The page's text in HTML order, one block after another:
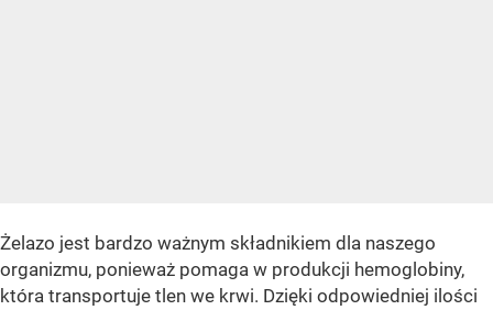
Żelazo jest bardzo ważnym składnikiem dla naszego
organizmu, ponieważ pomaga w produkcji hemoglobiny,
która transportuje tlen we krwi. Dzięki odpowiedniej ilości